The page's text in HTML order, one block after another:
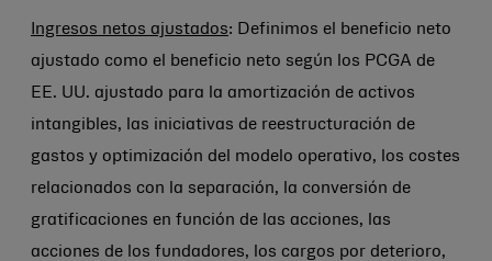
Ingresos netos ajustados: Definimos el beneficio neto
ajustado como el beneficio neto según los PCGA de
EE. UU. ajustado para la amortización de activos
intangibles, las iniciativas de reestructuración de
gastos y optimización del modelo operativo, los costes
relacionados con la separación, la conversión de
gratificaciones en función de las acciones, las
acciones de los fundadores, los cargos por deterioro,